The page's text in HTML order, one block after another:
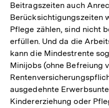
Beitragszeiten auch
Berücksichtigungszeiten
Pflege zählen, sind nicht
erfüllen. Und da die
kann die Mindestrente
Minijobs (ohne Befreiung
ausgedehnte
Kindererziehung oder